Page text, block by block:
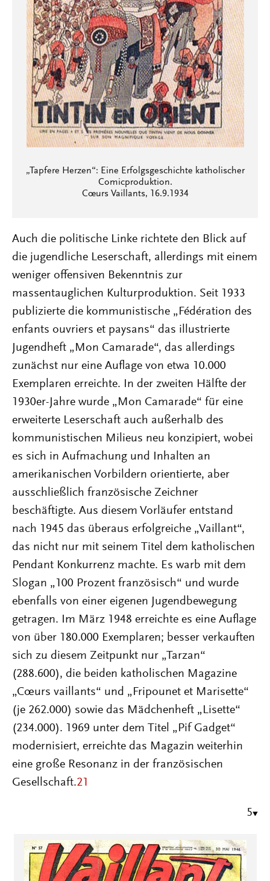
„Tapfere Herzen“: Eine Erfolgsgeschichte katholischer
Comicproduktion.
Cœurs Vaillants, 16.9.1934
Auch die politische Linke richtete den Blick auf
die jugendliche Leserschaft, allerdings mit einem
weniger offensiven Bekenntnis zur
massentauglichen Kulturproduktion. Seit 1933
publizierte die kommunistische „Fédération des
enfants ouvriers et paysans“ das illustrierte
Jugendheft „Mon Camarade“, das allerdings
zunächst nur eine Auflage von etwa 10.000
Exemplaren erreichte. In der zweiten Hälfte der
1930er-Jahre wurde „Mon Camarade“ für eine
erweiterte Leserschaft auch außerhalb des
kommunistischen Milieus neu konzipiert, wobei
es sich in Aufmachung und Inhalten an
amerikanischen Vorbildern orientierte, aber
ausschließlich französische Zeichner
beschäftigte. Aus diesem Vorläufer entstand
nach 1945 das überaus erfolgreiche „Vaillant“,
das nicht nur mit seinem Titel dem katholischen
Pendant Konkurrenz machte. Es warb mit dem
Slogan „100 Prozent französisch“ und wurde
ebenfalls von einer eigenen Jugendbewegung
getragen. Im März 1948 erreichte es eine Auflage
von über 180.000 Exemplaren; besser verkauften
sich zu diesem Zeitpunkt nur „Tarzan“
(288.600), die beiden katholischen Magazine
„Cœurs vaillants“ und „Fripounet et Marisette“
(je 262.000) sowie das Mädchenheft „Lisette“
(234.000). 1969 unter dem Titel „Pif Gadget“
modernisiert, erreichte das Magazin weiterhin
eine große Resonanz in der französischen
Gesellschaft.21
5